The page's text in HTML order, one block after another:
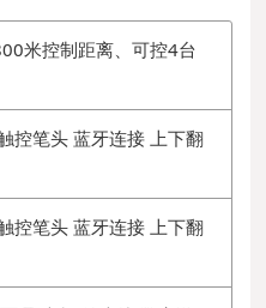
米控制距离、可控4台
控笔头 蓝牙连接 上下翻
控笔头 蓝牙连接 上下翻